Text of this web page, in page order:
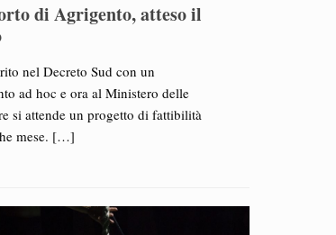
di Agrigento, atteso il
nel Decreto Sud con un
ad hoc e ora al Ministero delle
si attende un progetto di fattibilità
mese. […]